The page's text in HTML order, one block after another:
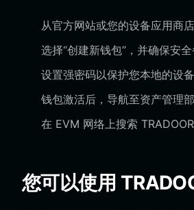
从官方网站或您的设备应用商
选择“创建新钱包”，并确保安
设置强密码以保护您本地的设备
钱包激活后，导航至资产管理
在 EVM 网络上搜索
您可以使用